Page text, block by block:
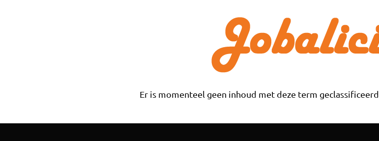
Er is momenteel geen inhoud met deze term geclassificeerd.